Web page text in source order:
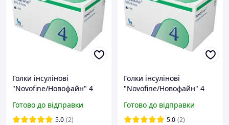
Голки інсулінові
"Novofine/Новофайн" 4
Готово до відправки
5.0 (2)
Голки інсулінові
"Novofine/Новофайн" 4
Готово до відправки
5.0 (2)